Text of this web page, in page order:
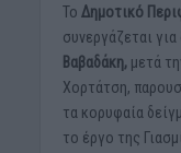
Το Δημοτικό
συνεργάζεται
Βαβαδάκη,μετά
Χορτάτση,
τα κορυφαία
το έργο της